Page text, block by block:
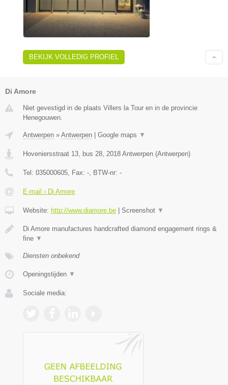
BEKIJK VOLLEDIG PROFIEL
Di Amore
Niet gevestigd in de plaats Villers la Tour en in de provincie
Henegouwen.
Antwerpen » Antwerpen Google maps ▼
Hoveniersstraat 13, bus 28, 2018 Antwerpen (Antwerpen)
Tel: 035000605, Fax: -, BTW-nr: -
E-mail › Di Amore
Website: http://www.diamore.be Screenshot ▼
Di Amore manufactures handcrafted diamond engagement rings &
fine ▼
Diensten onbekend
Openingstijden ▼
Sociale media: